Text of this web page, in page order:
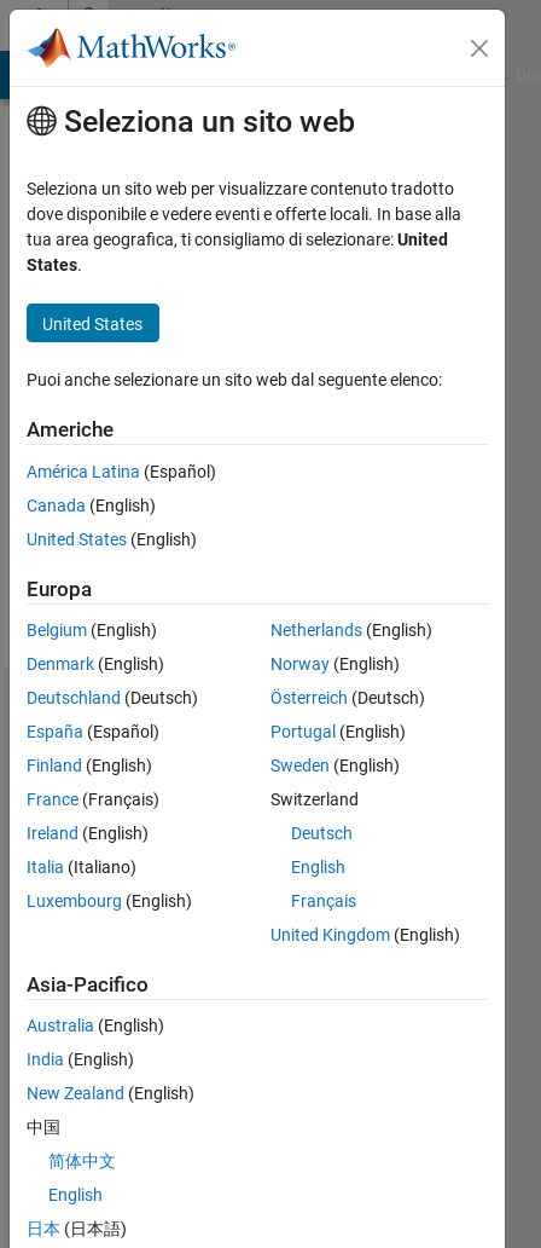
Vai al contenutoCommunity
Profile
泽
辉
Last
quasi 2
Following:
Follow
Dashboard
Feeds
Nessuna
attività
Seleziona un sito web
Seleziona un sito web per visualizzare contenuto tradotto
dove disponibile e vedere eventi e offerte locali. In base alla
tua area geografica, ti consigliamo di selezionare:United
States.
United States
Puoi anche selezionare un sito web dal seguente elenco:
Americhe
América Latina (Español)
Canada (English)
United States (English)
Europa
Belgium (English)
Denmark (English)
Deutschland (Deutsch)
España (Español)
Finland (English)
France (Français)
Ireland (English)
Italia (Italiano)
Luxembourg (English)
Netherlands(English)
Norway(English)
Österreich (Deutsch)
Portugal (English)
Sweden (English)
Switzerland
Deutsch
English
Français
United Kingdom(English)
Asia-Pacifico
Australia (English)
India (English)
New Zealand (English)
中国
简体中文
English
日本 (日本語)